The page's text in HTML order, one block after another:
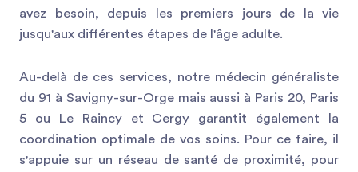
avez besoin, depuis les premiers jours de la vie
jusqu'aux différentes étapes de l'âge adulte.
Au-delà de ces services, notre médecin généraliste
du 91 à Savigny-sur-Orge mais aussi à Paris 20, Paris
5 ou Le Raincy et Cergy garantit également la
coordination optimale de vos soins. Pour ce faire, il
s'appuie sur un réseau de santé de proximité, pour